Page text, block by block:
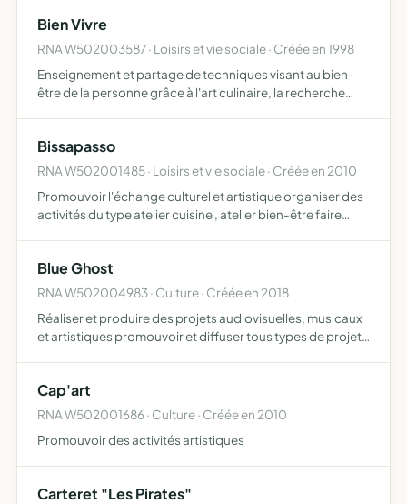
Bien Vivre
RNA W502003587 · Loisirs et vie sociale · Créée en 1998
Enseignement et partage de techniques visant au bien-
être de la personne grâce à l'art culinaire, la recherche
Bissapasso
RNA W502001485 · Loisirs et vie sociale · Créée en 2010
Promouvoir l'échange culturel et artistique organiser des
activités du type atelier cuisine , atelier bien-être faire
Blue Ghost
RNA W502004983 · Culture · Créée en 2018
Réaliser et produire des projets audiovisuelles, musicaux
et artistiques promouvoir et diffuser tous types de projets
Cap'art
RNA W502001686 · Culture · Créée en 2010
Promouvoir des activités artistiques
Carteret "Les Pirates"